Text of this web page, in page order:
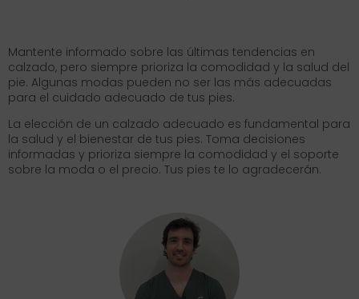
Mantente informado sobre las últimas tendencias en
calzado, pero siempre prioriza la comodidad y la salud del
pie. Algunas modas pueden no ser las más adecuadas
para el cuidado adecuado de tus pies.
La elección de un calzado adecuado es fundamental para
la salud y el bienestar de tus pies. Toma decisiones
informadas y prioriza siempre la comodidad y el soporte
sobre la moda o el precio. Tus pies te lo agradecerán.